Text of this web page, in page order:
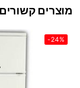
מוצרים קשורים
-24%